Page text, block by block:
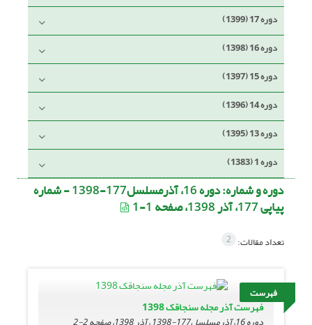
دوره 17 (1399)
دوره 16 (1398)
دوره 15 (1397)
دوره 14 (1396)
دوره 13 (1395)
دوره 1 (1383)
دوره و شماره: دوره 16، آذرمسلسل177-1398 - شماره
پیاپی 177، آذر 1398، صفحه 1-1
تعداد مقالات: 2
فهرست
فهرست آذر مجله سنجاقک 1398